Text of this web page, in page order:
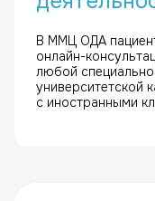
В ММЦ ОДА
онлайн-
любой
университетской
с иностранными